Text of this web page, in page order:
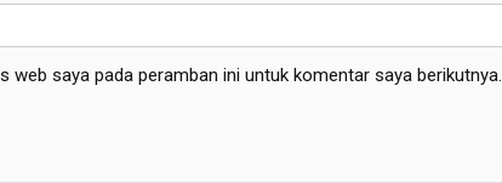
web saya pada peramban ini untuk komentar saya berikutnya.